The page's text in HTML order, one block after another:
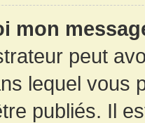
mon
peut
lequel vous
publiés. Il